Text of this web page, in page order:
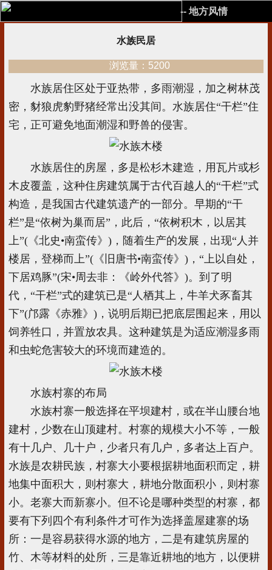
-- 地方风情
水族民居
浏览量：5200
水族居住区处于亚热带，多雨潮湿，加之树林茂
密，豺狼虎豹野猪经常出没其间。水族居住“干栏”住
宅，正可避免地面潮湿和野兽的侵害。
水族居住的房屋，多是松杉木建造，用瓦片或杉
木皮覆盖，这种住房建筑属于古代百越人的“干栏”式
构造，是我国古代建筑遗产的一部分。早期的“干
栏”是“依树为巢而居”，此后，“依树积木，以居其
上”(《北史•南蛮传》)，随着生产的发展，出现“人并
楼居，登梯而上”(《旧唐书•南蛮传》)，“上以自处，
下居鸡豚”(宋•周去非：《岭外代答》)。到了明
代，“干栏”式的建筑已是“人栖其上，牛羊犬豕畜其
下”(邝露《赤雅》)，说明后期已把底层围起来，用以
饲养牲口，并置放农具。这种建筑是为适应潮湿多雨
和虫蛇危害较大的环境而建造的。
水族村寨的布局
水族村寨一般选择在平坝建村，或在半山腰台地
建村，少数在山顶建村。村寨的规模大小不等，一般
有十几户、几十户，少者只有几户，多者达上百户。
水族是农耕民族，村寨大小要根据耕地面积而定，耕
地集中面积大，则村寨大，耕地分散面积小，则村寨
小。老寨大而新寨小。但不论是哪种类型的村寨，都
要有下列四个有利条件才可作为选择盖屋建寨的场
所：一是容易获得水源的地方，二是有建筑房屋的
竹、木等材料的处所，三是靠近耕地的地方，以便耕